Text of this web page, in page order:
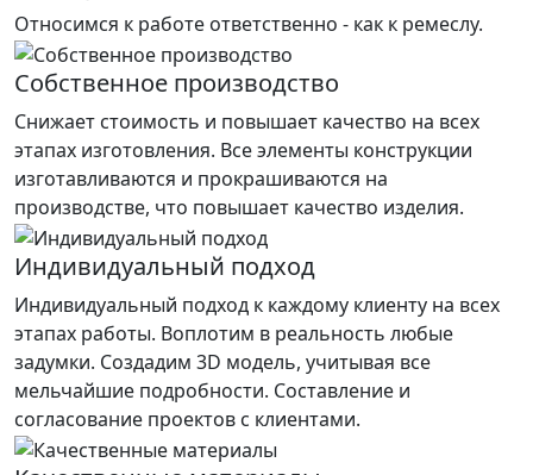
Относимся к работе ответственно - как к ремеслу.
Собственное производство
Снижает стоимость и повышает качество на всех
этапах изготовления. Все элементы конструкции
изготавливаются и прокрашиваются на
производстве, что повышает качество изделия.
Индивидуальный подход
Индивидуальный подход к каждому клиенту на всех
этапах работы. Воплотим в реальность любые
задумки. Создадим 3D модель, учитывая все
мельчайшие подробности. Составление и
согласование проектов с клиентами.